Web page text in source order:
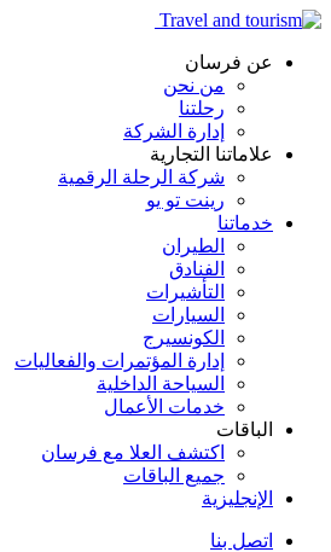
عن فرسان
من نحن
رحلتنا
إدارة الشركة
علاماتنا التجارية
شركة الرحلة الرقمية
رينت تو يو
خدماتنا
الطيران
الفنادق
التأشيرات
السيارات
الكونسيرج
إدارة المؤتمرات والفعاليات
السياحة الداخلية
خدمات الأعمال
الباقات
اكتشف العلا مع فرسان
جميع الباقات
الإنجليزية
اتصل بنا